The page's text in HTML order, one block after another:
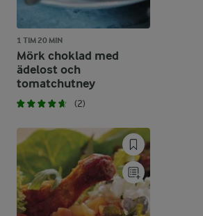
1 TIM 20 MIN
Mörk choklad med
ädelost och
tomatchutney
(2)